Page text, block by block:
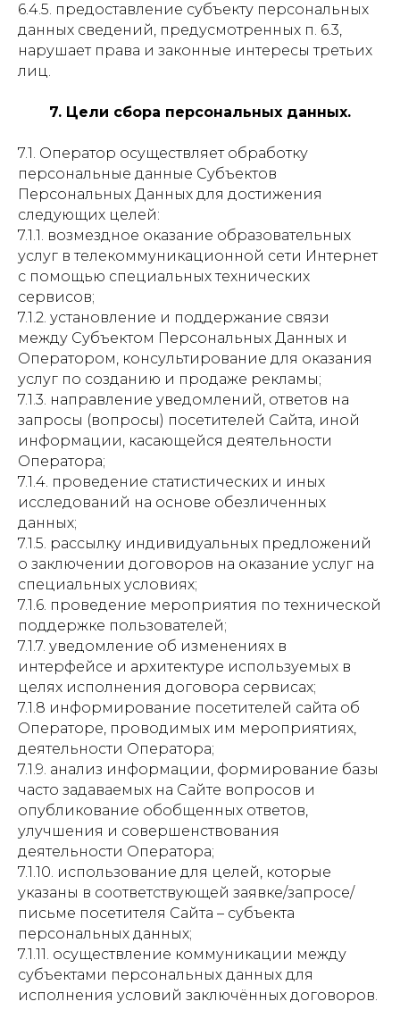
6.4.5. предоставление субъекту персональных
данных сведений, предусмотренных п. 6.3,
нарушает права и законные интересы третьих
лиц.
7. Цели сбора персональных данных.
7.1. Оператор осуществляет обработку
персональные данные Субъектов
Персональных Данных для достижения
следующих целей:
7.1.1. возмездное оказание образовательных
услуг в телекоммуникационной сети Интернет
с помощью специальных технических
сервисов;
7.1.2. установление и поддержание связи
между Субъектом Персональных Данных и
Оператором, консультирование для оказания
услуг по созданию и продаже рекламы;
7.1.3. направление уведомлений, ответов на
запросы (вопросы) посетителей Сайта, иной
информации, касающейся деятельности
Оператора;
7.1.4. проведение статистических и иных
исследований на основе обезличенных
данных;
7.1.5. рассылку индивидуальных предложений
о заключении договоров на оказание услуг на
специальных условиях;
7.1.6. проведение мероприятия по технической
поддержке пользователей;
7.1.7. уведомление об изменениях в
интерфейсе и архитектуре используемых в
целях исполнения договора сервисах;
7.1.8 информирование посетителей сайта об
Операторе, проводимых им мероприятиях,
деятельности Оператора;
7.1.9. анализ информации, формирование базы
часто задаваемых на Сайте вопросов и
опубликование обобщенных ответов,
улучшения и совершенствования
деятельности Оператора;
7.1.10. использование для целей, которые
указаны в соответствующей заявке/запросе/
письме посетителя Сайта – субъекта
персональных данных;
7.1.11. осуществление коммуникации между
субъектами персональных данных для
исполнения условий заключённых договоров.